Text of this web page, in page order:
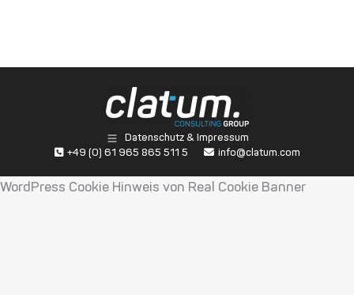
Datenschutz & Impressum
+49 (0) 61 965 865 511 5
info@clatum.com
WordPress Cookie Hinweis von Real Cookie Banner